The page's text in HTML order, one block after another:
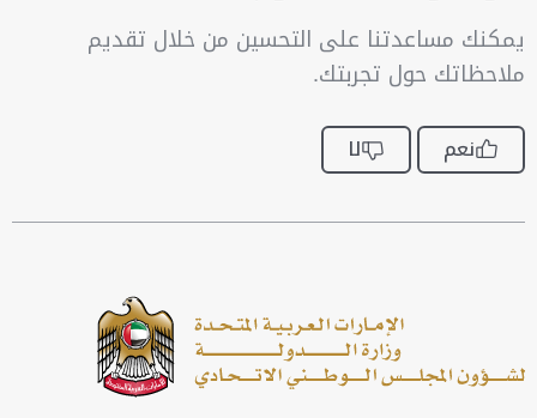
يمكنك مساعدتنا على التحسين من خلال تقديم
ملاحظاتك حول تجربتك.
نعم لا